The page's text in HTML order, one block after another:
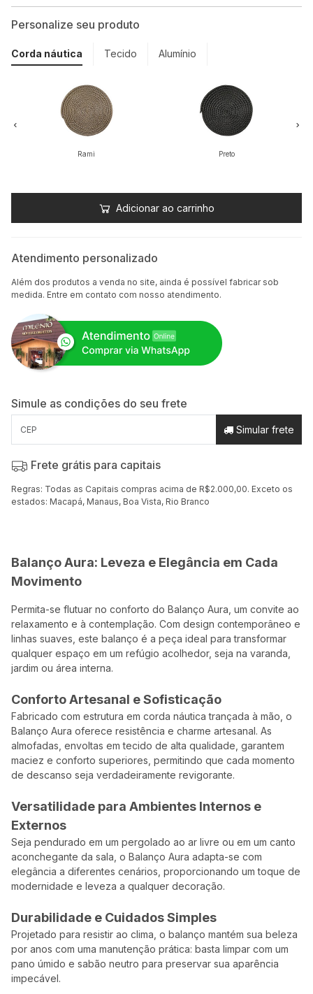
Personalize seu produto
Corda náutica Tecido Alumínio
Rami Preto
Adicionar ao carrinho
Atendimento personalizado
Além dos produtos a venda no site, ainda é possível fabricar sob
medida. Entre em contato com nosso atendimento.
Simule as condições do seu frete
Simular frete
Frete grátis para capitais
Regras: Todas as Capitais compras acima de R$2.000,00. Exceto os
estados: Macapá, Manaus, Boa Vista, Rio Branco
Balanço Aura: Leveza e Elegância em Cada
Movimento
Permita-se flutuar no conforto do Balanço Aura, um convite ao
relaxamento e à contemplação. Com design contemporâneo e
linhas suaves, este balanço é a peça ideal para transformar
qualquer espaço em um refúgio acolhedor, seja na varanda,
jardim ou área interna.
Conforto Artesanal e Sofisticação
Fabricado com estrutura em corda náutica trançada à mão, o
Balanço Aura oferece resistência e charme artesanal. As
almofadas, envoltas em tecido de alta qualidade, garantem
maciez e conforto superiores, permitindo que cada momento
de descanso seja verdadeiramente revigorante.
Versatilidade para Ambientes Internos e
Externos
Seja pendurado em um pergolado ao ar livre ou em um canto
aconchegante da sala, o Balanço Aura adapta-se com
elegância a diferentes cenários, proporcionando um toque de
modernidade e leveza a qualquer decoração.
Durabilidade e Cuidados Simples
Projetado para resistir ao clima, o balanço mantém sua beleza
por anos com uma manutenção prática: basta limpar com um
pano úmido e sabão neutro para preservar sua aparência
impecável.